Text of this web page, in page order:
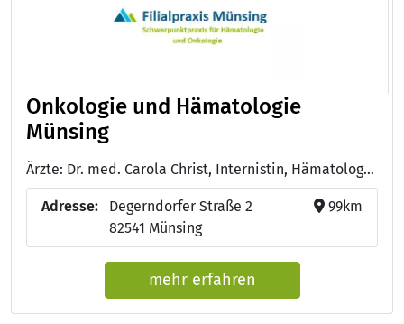
Onkologie und Hämatologie
Münsing
Ärzte: Dr. med. Carola Christ, Internistin, Hämatologin, Onkologin - Dr. med. Xaver Schiel, Internist, Hämatologe, Onkologe
Adresse:
Degerndorfer Straße 2
82541 Münsing
99km
mehr erfahren